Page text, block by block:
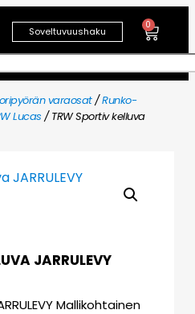
Soveltuvuushaku
0
varaosat/Runko-
Lucas / TRW Sportiv kelluva
JARRULEVY
Mallikohtainen